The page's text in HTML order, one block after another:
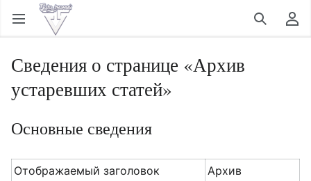
Открыть главное меню Найти Пользовательское меню
Сведения о странице «Архив
устаревших статей»
Основные сведения
Отображаемый заголовок
Архив